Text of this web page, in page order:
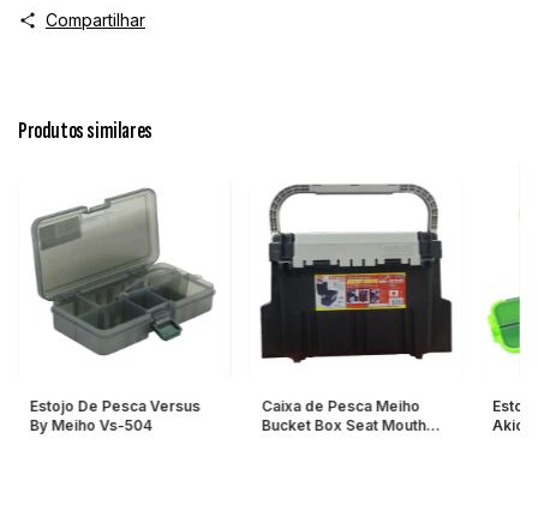
Compartilhar
Produtos similares
Estojo De Pesca Versus
By Meiho Vs-504
Caixa de Pesca Meiho
Bucket Box Seat Mouth